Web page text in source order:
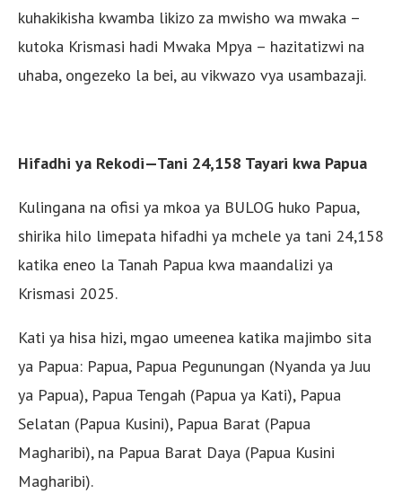
kuhakikisha kwamba likizo za mwisho wa mwaka –
kutoka Krismasi hadi Mwaka Mpya – hazitatizwi na
uhaba, ongezeko la bei, au vikwazo vya usambazaji.
Hifadhi ya Rekodi—Tani 24,158 Tayari kwa Papua
Kulingana na ofisi ya mkoa ya BULOG huko Papua,
shirika hilo limepata hifadhi ya mchele ya tani 24,158
katika eneo la Tanah Papua kwa maandalizi ya
Krismasi 2025.
Kati ya hisa hizi, mgao umeenea katika majimbo sita
ya Papua: Papua, Papua Pegunungan (Nyanda ya Juu
ya Papua), Papua Tengah (Papua ya Kati), Papua
Selatan (Papua Kusini), Papua Barat (Papua
Magharibi), na Papua Barat Daya (Papua Kusini
Magharibi).